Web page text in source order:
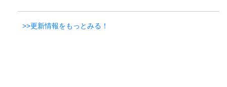
>>更新情報をもっとみる！